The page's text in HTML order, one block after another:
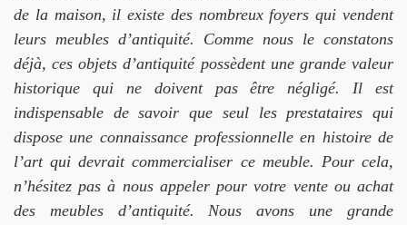
de la maison, il existe des nombreux foyers qui vendent
leurs meubles d’antiquité. Comme nous le constatons
déjà, ces objets d’antiquité possèdent une grande valeur
historique qui ne doivent pas être négligé. Il est
indispensable de savoir que seul les prestataires qui
dispose une connaissance professionnelle en histoire de
l’art qui devrait commercialiser ce meuble. Pour cela,
n’hésitez pas à nous appeler pour votre vente ou achat
des meubles d’antiquité. Nous avons une grande